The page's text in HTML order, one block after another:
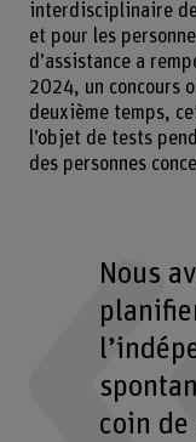
interdisciplinaire
et pour les
d’assistance a
2024, un concours
deuxième temps,
l’objet de tests
des personnes
Nous
coin